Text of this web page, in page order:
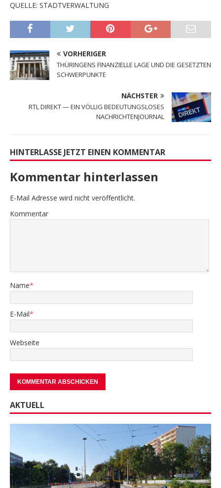
QUELLE: STADTVERWALTUNG
VORHERIGER
THÜRINGENS FINANZIELLE LAGE UND DIE GESETZTEN
SCHWERPUNKTE
NÄCHSTER
RTL DIREKT — EIN VÖLLIG BEDEUTUNGSLOSES
NACHRICHTENJOURNAL
HINTERLASSE JETZT EINEN KOMMENTAR
Kommentar hinterlassen
E-Mail Adresse wird nicht veröffentlicht.
Kommentar
Name*
E-Mail*
Webseite
AKTUELL